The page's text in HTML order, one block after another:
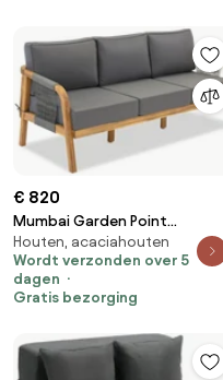
€ 820
Mumbai Garden Point
driezitsbank van acaciahout
Houten, acaciahouten
Wordt verzonden over 5
dagen
Gratis bezorging